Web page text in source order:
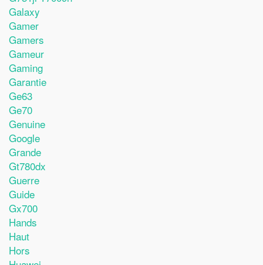
Galaxy
Gamer
Gamers
Gameur
Gaming
Garantie
Ge63
Ge70
Genuine
Google
Grande
Gt780dx
Guerre
Guide
Gx700
Hands
Haut
Hors